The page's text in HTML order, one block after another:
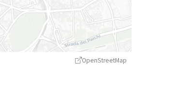
OpenStreetMap